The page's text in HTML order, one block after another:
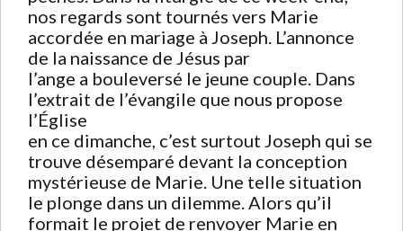
nos regards sont tournés vers Marie
accordée en mariage à Joseph. L’annonce
de la naissance de Jésus par
l’ange a bouleversé le jeune couple. Dans
l’extrait de l’évangile que nous propose
l’Église
en ce dimanche, c’est surtout Joseph qui se
trouve désemparé devant la conception
mystérieuse de Marie. Une telle situation
le plonge dans un dilemme. Alors qu’il
formait le projet de renvoyer Marie en